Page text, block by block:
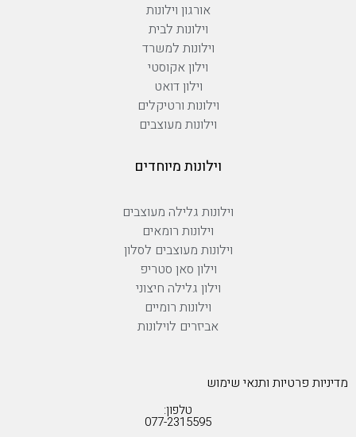
אורגון וילונות
וילונות לבית
וילונות למשרד
וילון אקוסטי
וילון דואט
וילונות ורטיקלים
וילונות מעוצבים
וילונות מיוחדים
וילונות גלילה מעוצבים
וילונות רומאים
וילונות מעוצבים לסלון
וילון סאן סטריפ
וילון גלילה חיצוני
וילונות רומיים
אביזרים לוילונות
מדיניות פרטיות ותנאי שימוש
טלפון:
077-2315595